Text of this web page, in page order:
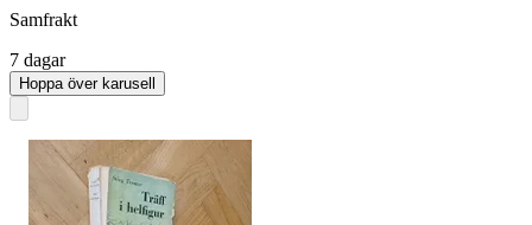
Samfrakt
7 dagar
Hoppa över karusell